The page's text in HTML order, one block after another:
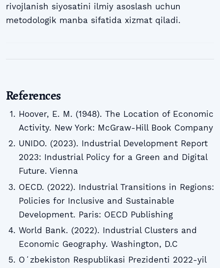
rivojlanish siyosatini ilmiy asoslash uchun
metodologik manba sifatida xizmat qiladi.
References
Hoover, E. M. (1948). The Location of Economic
Activity. New York: McGraw-Hill Book Company
UNIDO. (2023). Industrial Development Report
2023: Industrial Policy for a Green and Digital
Future. Vienna
OECD. (2022). Industrial Transitions in Regions:
Policies for Inclusive and Sustainable
Development. Paris: OECD Publishing
World Bank. (2022). Industrial Clusters and
Economic Geography. Washington, D.C
Oʻzbekiston Respublikasi Prezidenti 2022-yil